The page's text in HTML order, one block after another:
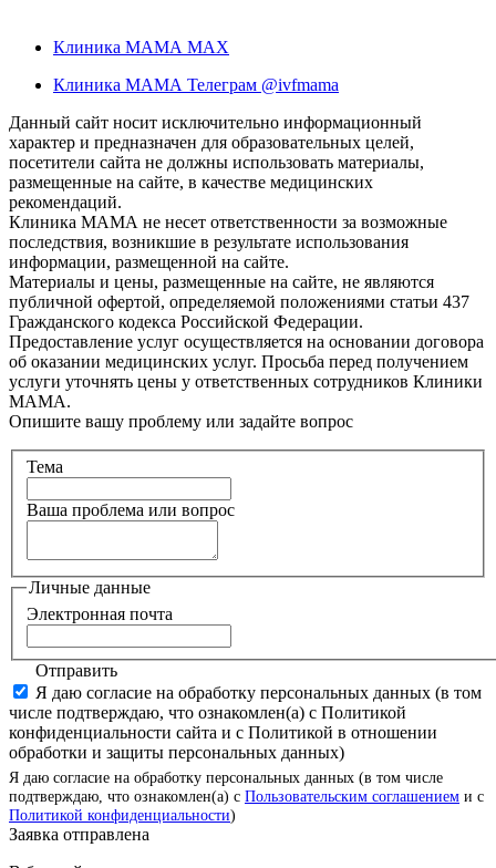
Клиника МАМА MAX
Клиника МАМА Телеграм @ivfmama
Данный сайт носит исключительно информационный
характер и предназначен для образовательных целей,
посетители сайта не должны использовать материалы,
размещенные на сайте, в качестве медицинских
рекомендаций.
Клиника МАМА не несет ответственности за возможные
последствия, возникшие в результате использования
информации, размещенной на сайте.
Материалы и цены, размещенные на сайте, не являются
публичной офертой, определяемой положениями статьи 437
Гражданского кодекса Российской Федерации.
Предоставление услуг осуществляется на основании договора
об оказании медицинских услуг. Просьба перед получением
услуги уточнять цены у ответственных сотрудников Клиники
МАМА.
Опишите вашу проблему или задайте вопрос
Тема
Ваша проблема или вопрос
Личные данные
Электронная почта
Отправить
Я даю согласие на обработку персональных данных (в том
числе подтверждаю, что ознакомлен(а) с Политикой
конфиденциальности сайта и с Политикой в отношении
обработки и защиты персональных данных)
Я даю согласие на обработку персональных данных (в том числе
подтверждаю, что ознакомлен(а) с Пользовательским соглашением и с
Политикой конфиденциальности)
Заявка отправлена